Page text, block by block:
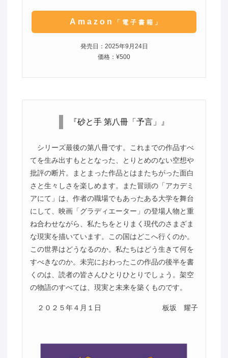
Amazon 「電子書籍」
発売日：2025年9月24日
価格：¥500
『砂と手 第八冊「予言」』
シリーズ最後の第八冊です。これまでの作品すべ
てを生み出すもととなった、とりとめのない空想や
批評の断片。まとまった作品とはまたちがった面白
さと生々しさを楽しめます。また冒頭の「アカデミ
アにて」は、作者の職場でもあったある大学を舞台
にして、映画「グラディエーター」の登場人物と重
ね合わせながら、私たちをとりまく現代のさまざま
な現実を描いています。この国はどこへ行くのか。
この世界はどうなるのか。私たちはどう生きて何を
すべきなのか。未完におわったこの作品の後半を書
くのは、読者の皆さんひとりひとりでしょう。架空
の物語のすべては、現実と未来を築くものです。
２０２５年４月１日 板坂 耀子